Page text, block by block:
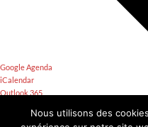
Google Agenda
iCalendar
Outlook 365
Exporter le fichier .ics
Nous utilisons des